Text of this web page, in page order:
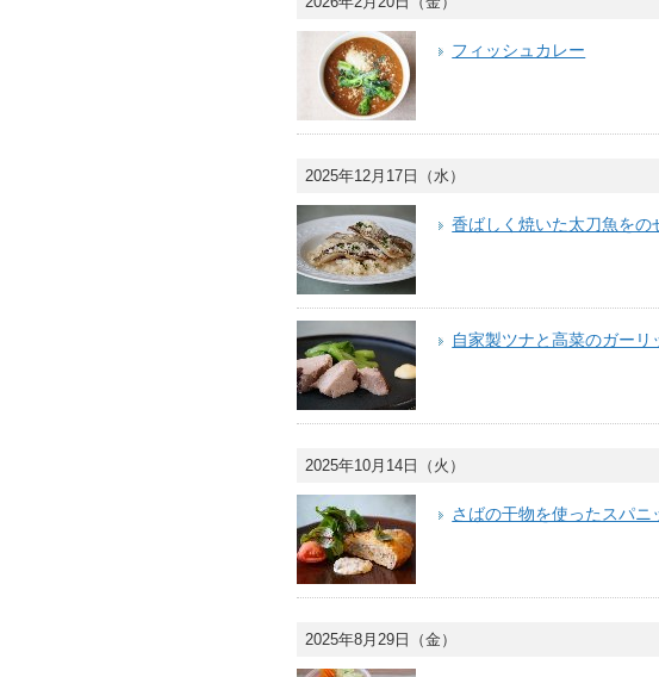
フィッシュカレー
2025年12月17日（水）
香ばしく焼いた太刀魚をの
自家製ツナと高菜のガーリ
2025年10月14日（火）
さばの干物を使ったスパニ
2025年8月29日（金）